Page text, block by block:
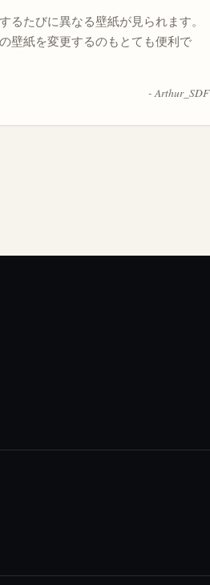
るたびに異なる壁紙が見られます。
壁紙を変更するのもとても便利で
- Arthur_SDF